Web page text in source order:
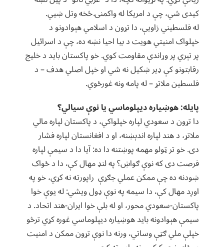
کیدی شي، چې د امریکا له واکمنۍ څخه وتل ښیي.
له فلسطیني زاویې، دا تړون د اسلامي هېوادونو د
خپلواک امنیتي هویت د بیا احیا نښه ده، چې د اسرائیل
پر تېري پر وړاندې مقاومت کوي. خو پاکستان باید د خليج
رقابتونو کې ډیر ښکیل نه شي او خپل اصلي هدف – د
فلسطین ملاتړ – له پامه ونه غورځوي.
پایله: هوښیاره دیپلوماسي یا نوې سیالي؟
دا تړون د سعودي لپاره خپلواکي، د پاکستان لپاره مالي
ملاتړ، د هند لپاره اندېښنه، او د افغانستان لپاره فشار
دی. خو تر ټولو مهمه پوښتنه دا ده: آیا دا د سیمې لپاره
فرصت دی که نوې ګواښ؟ په لنډ مهال کې، دا د ځواک
ښودنه ده چې ممکن عملي جګړې راپورته نه کړي، خو په
اوږد مهال کې، دا سیمه په نوې ډول ویشي: له یوې خوا
پاکستان-سعودي محور، او له بلې خوا ایران-هند اتحاد. د
سیمې هېوادونه باید هوښیاره دیپلوماسي غوره کړي ترڅو
خپلې ملي ګټې وساتي، ورنه دا نوې تړون ممکن د امنیت